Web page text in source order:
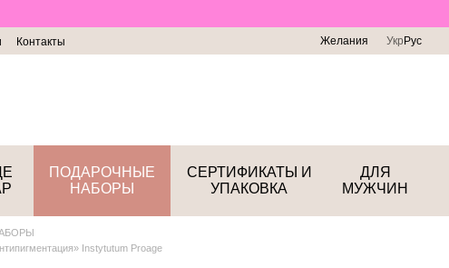
Контакты Желания Укр Рус
ПОДАРОЧНЫЕ
НАБОРЫ
СЕРТИФИКАТЫ И
УПАКОВКА
ДЛЯ
МУЖЧИН
Instytutum Proage